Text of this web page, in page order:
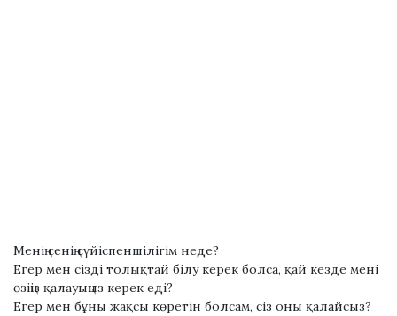
Менің сенің сүйіспеншілігім неде?
Егер мен сізді толықтай білу керек болса, қай кезде мені
өзіңіз қалауыңыз керек еді?
Егер мен бұны жақсы көретін болсам, сіз оны қалайсыз?